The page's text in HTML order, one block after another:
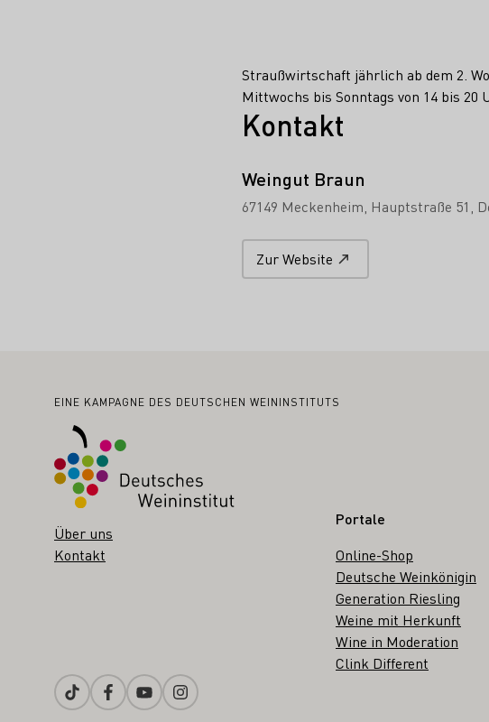
Straußwirtschaft jährlich ab dem 2.
Mittwochs bis Sonntags von 14 bis
Kontakt
Weingut Braun
67149 Meckenheim Hauptstraße 51
Zur Website
Fußbereich
EINE KAMPAGNE DES DEUTSCHEN WEININSTITUTS
Über uns
Kontakt
Portale
Online-Shop
Deutsche Weinkönigin
Generation Riesling
Weine mit Herkunft
Wine in Moderation
Clink Different
TiktokFacebookYoutubeInstagram